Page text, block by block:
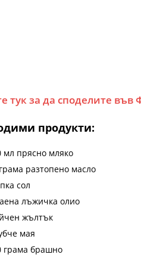
тук за да споделите във
продукти:
мл прясно мляко
разтопено масло
сол
лъжичка олио
жълтък
мая
грама брашно